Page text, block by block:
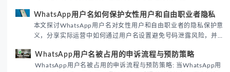
性直接影响转化率。
WhatsApp用户名如何保护女性用户和自由职业者隐私
本文探讨WhatsApp用户名对女性用户和自由职业者的隐私保护意
义，分享实际运营中如何通过用户名设置避免号码泄露风险，并提
已成为全球数字沟通的首要考量。
WhatsApp用户名被占用的申诉流程与预防策略
WhatsApp用户名被占用的申诉流程与预防策略: 当WhatsApp用